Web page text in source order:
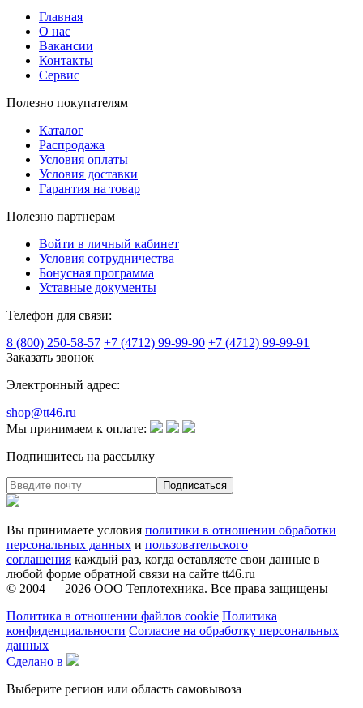
Главная
О нас
Вакансии
Контакты
Сервис
Полезно покупателям
Каталог
Распродажа
Условия оплаты
Условия доставки
Гарантия на товар
Полезно партнерам
Войти в личный кабинет
Условия сотрудничества
Бонусная программа
Уставные документы
Телефон для связи:
8 (800) 250-58-57 +7 (4712) 99-99-90 +7 (4712) 99-99-91
Заказать звонок
Электронный адрес:
shop@tt46.ru
Мы принимаем к оплате:
Подпишитесь на рассылку
Вы принимаете условия политики в отношении обработки
персональных данных и пользовательского
соглашения каждый раз, когда оставляете свои данные в
любой форме обратной связи на сайте tt46.ru
© 2004 — 2026 ООО Теплотехника. Все права защищены
Политика в отношении файлов cookie Политика
конфиденциальности Согласие на обработку персональных
данных
Сделано в
Выберите регион или область самовывоза